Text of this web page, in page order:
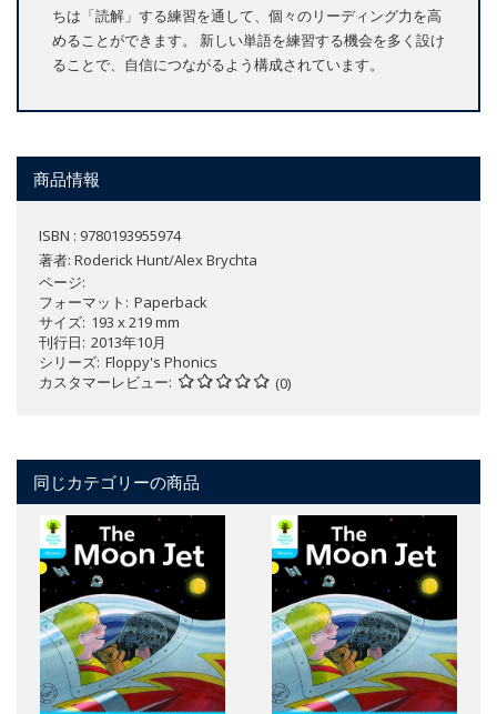
ちは「読解」する練習を通して、個々のリーディング力を高
めることができます。 新しい単語を練習する機会を多く設け
ることで、自信につながるよう構成されています。
商品情報
ISBN : 9780193955974
著者: Roderick Hunt/Alex Brychta
ページ
フォーマット
Paperback
サイズ 193 x 219 mm
刊行日 2013年10月
シリーズ Floppy's Phonics
カスタマーレビュー
(0)
同じカテゴリーの商品